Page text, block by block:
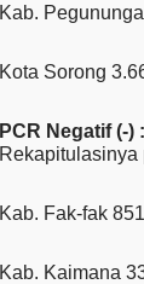
Kab.
Kota Sorong
PCR Negatif (-
Rekapitulasinya
Kab. Fak-fak
Kab. Kaimana